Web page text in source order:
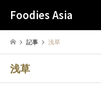
Foodies Asia
記事 浅草
浅草